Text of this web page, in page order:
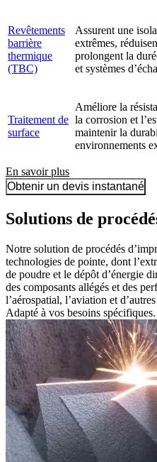
Revêtements
barrière
thermique
(TBC)
Assurent une
extrêmes,
prolongent la
et systèmes
Traitement de
surface
Améliore la
la corrosion et
maintenir la
environnements
En savoir plus
Obtenir un devis instantané
Solutions de
Notre solution de procédés
technologies de pointe, dont
de poudre et le dépôt d’énergie
des composants allégés et des
l’aérospatial, l’aviation et
Adapté à vos besoins spécifiques.